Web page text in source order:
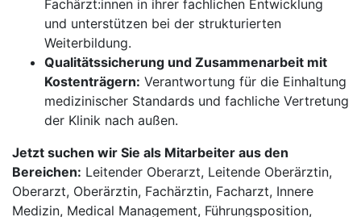
Fachärzt:innen in ihrer fachlichen Entwicklung
und unterstützen bei der strukturierten
Weiterbildung.
Qualitätssicherung und Zusammenarbeit mit
Kostenträgern: Verantwortung für die Einhaltung
medizinischer Standards und fachliche Vertretung
der Klinik nach außen.
Jetzt suchen wir Sie als Mitarbeiter aus den
Bereichen: Leitender Oberarzt, Leitende Oberärztin,
Oberarzt, Oberärztin, Fachärztin, Facharzt, Innere
Medizin, Medical Management, Führungsposition,